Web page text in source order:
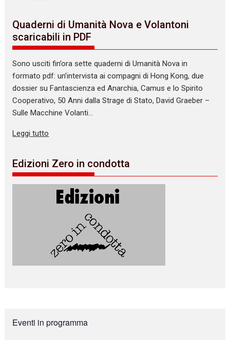
Quaderni di Umanità Nova e Volantoni
scaricabili in PDF
Sono usciti fin’ora sette quaderni di Umanità Nova in
formato pdf: un’intervista ai compagni di Hong Kong, due
dossier su Fantascienza ed Anarchia, Camus e lo Spirito
Cooperativo, 50 Anni dalla Strage di Stato, David Graeber –
Sulle Macchine Volanti…
Leggi tutto
Edizioni Zero in condotta
Eventi in programma